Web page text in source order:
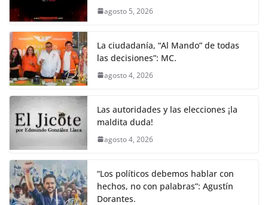
agosto 5, 2026
La ciudadanía, “Al Mando” de todas
las decisiones”: MC.
agosto 4, 2026
Las autoridades y las elecciones ¡la
maldita duda!
agosto 4, 2026
“Los políticos debemos hablar con
hechos, no con palabras”: Agustín
Dorantes.